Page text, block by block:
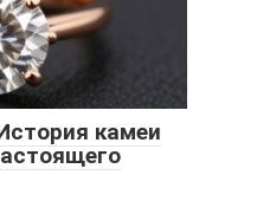
камеи